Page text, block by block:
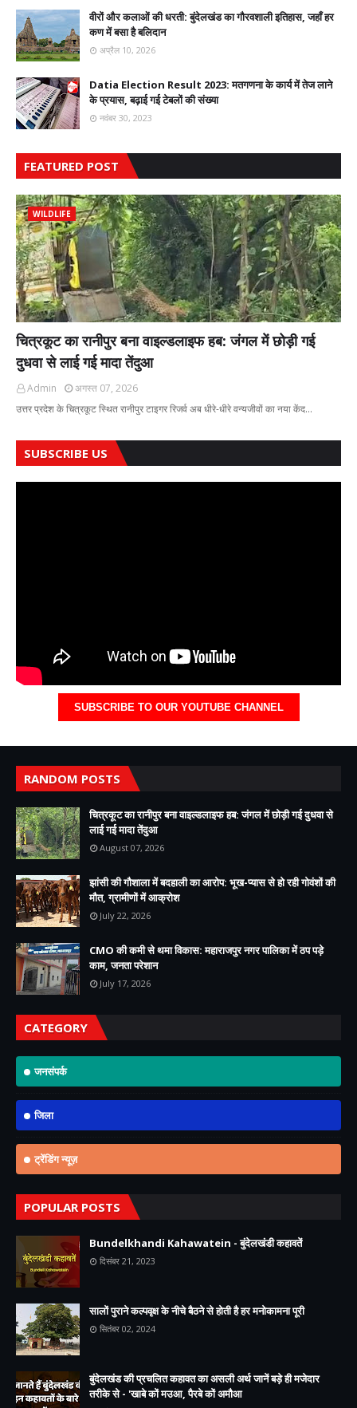
वीरों और कलाओं की धरती: बुंदेलखंड का गौरवशाली इतिहास, जहाँ हर
कण में बसा है बलिदान
अप्रैल 10, 2026
Datia Election Result 2023: मतगणना के कार्य में तेज लाने
के प्रयास, बढ़ाई गई टेबलों की संख्या
नवंबर 30, 2023
FEATURED POST
WILDLIFE
चित्रकूट का रानीपुर बना वाइल्डलाइफ हब: जंगल में छोड़ी गई
दुधवा से लाई गई मादा तेंदुआ
Admin
अगस्त 07, 2026
उत्तर प्रदेश के चित्रकूट स्थित रानीपुर टाइगर रिजर्व अब धीरे-धीरे वन्यजीवों का नया केंद…
SUBSCRIBE US
SUBSCRIBE TO OUR YOUTUBE CHANNEL
RANDOM POSTS
चित्रकूट का रानीपुर बना वाइल्डलाइफ हब: जंगल में छोड़ी गई दुधवा से
लाई गई मादा तेंदुआ
August 07, 2026
झांसी की गौशाला में बदहाली का आरोप: भूख-प्यास से हो रही गोवंशों की
मौत, ग्रामीणों में आक्रोश
July 22, 2026
CMO की कमी से थमा विकास: महाराजपुर नगर पालिका में ठप पड़े
काम, जनता परेशान
July 17, 2026
CATEGORY
जनसंपर्क
जिला
ट्रेंडिंग न्यूज़
POPULAR POSTS
Bundelkhandi Kahawatein - बुंदेलखंडी कहावतें
दिसंबर 21, 2023
सालों पुराने कल्पवृक्ष के नीचे बैठने से होती है हर मनोकामना पूरी
सितंबर 02, 2024
बुंदेलखंड की प्रचलित कहावत का असली अर्थ जानें बड़े ही मजेदार
तरीके से - 'खाबे कों मउआ, पैरबे कों अमौआ